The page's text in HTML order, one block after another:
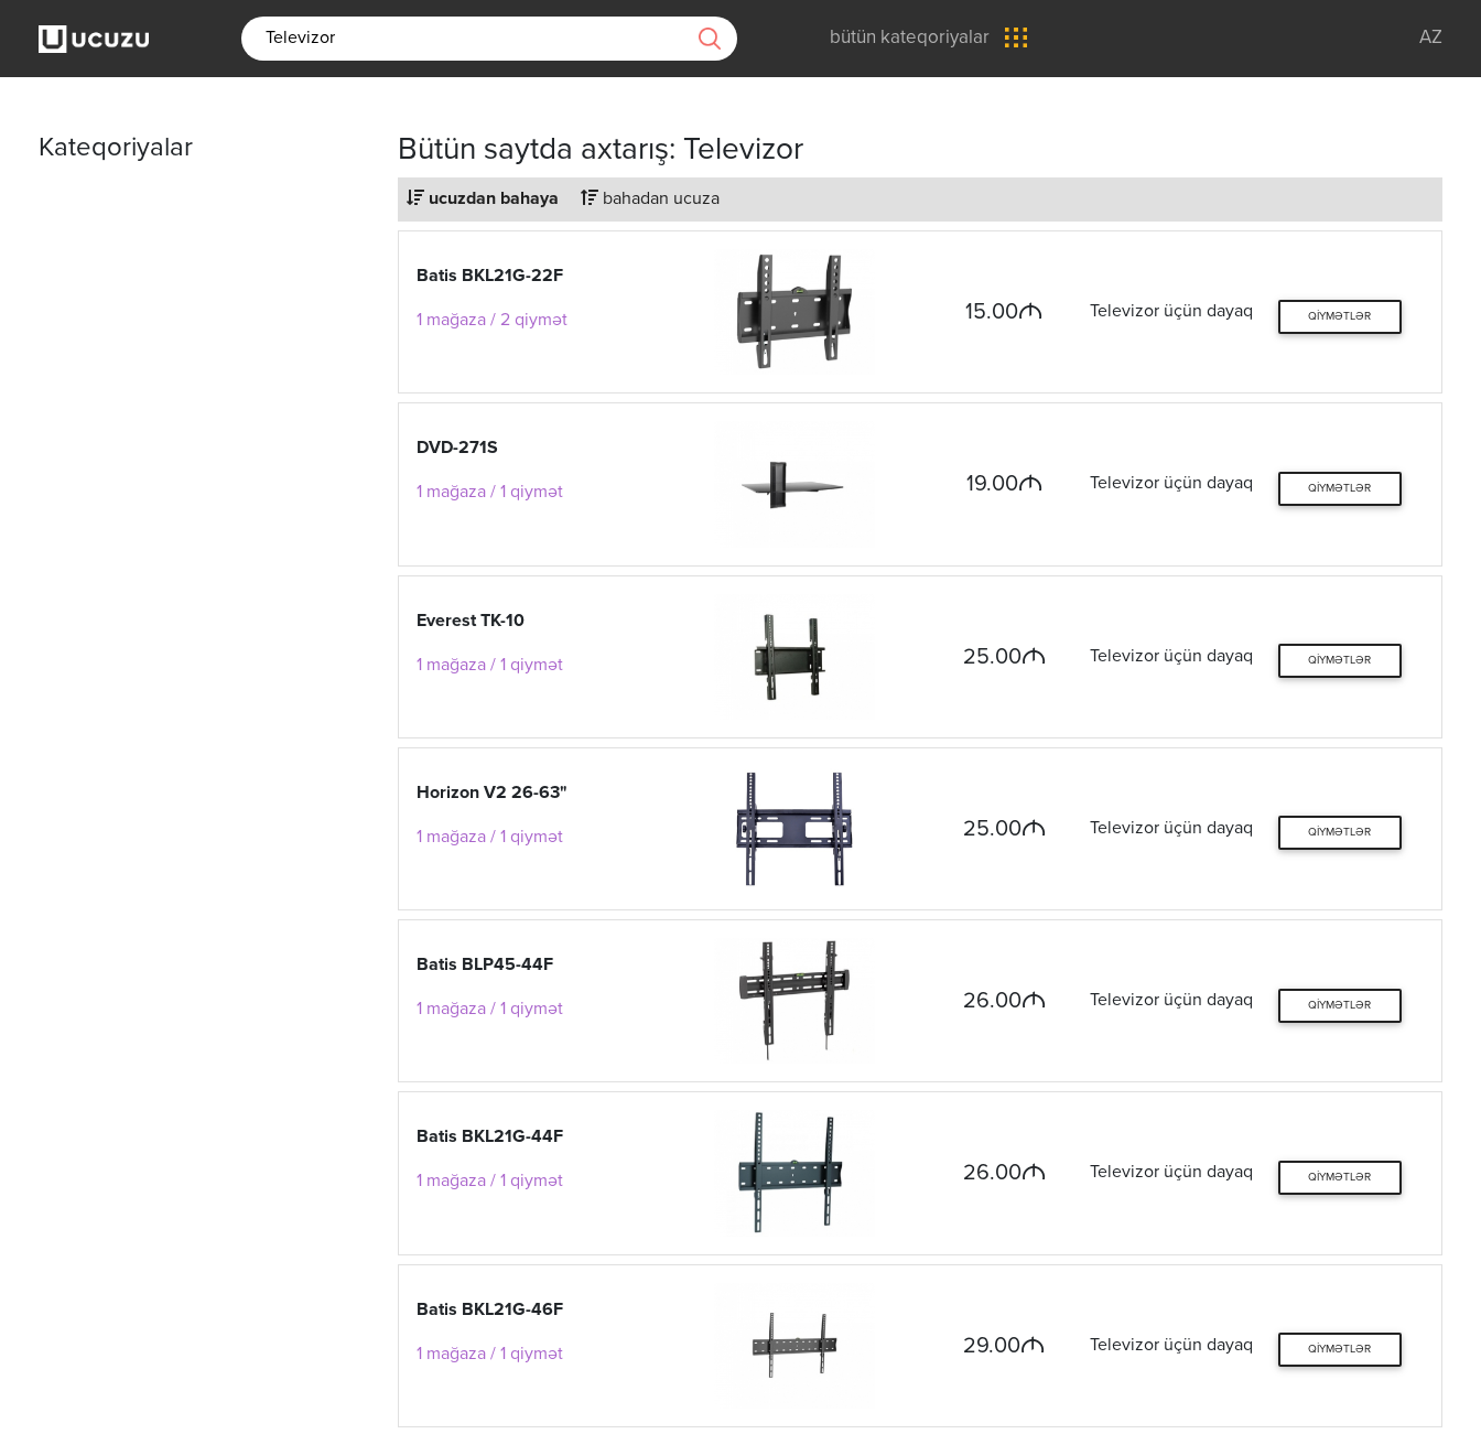
bütün kateqoriyalar AZ
Kateqoriyalar Bütün saytda axtarış: Televizor
ucuzdan bahaya bahadan ucuza
Batis BKL21G-22F
1 mağaza / 2 qiymət 15.00M Televizor üçün dayaq QIYMƏTLƏR
DVD-271S
1 mağaza / 1 qiymət 19.00M Televizor üçün dayaq QIYMƏTLƏR
Everest TK-10
1 mağaza / 1 qiymət 25.00M Televizor üçün dayaq QIYMƏTLƏR
Horizon V2 26-63"
1 mağaza / 1 qiymət 25.00M Televizor üçün dayaq QIYMƏTLƏR
Batis BLP45-44F
1 mağaza / 1 qiymət 26.00M Televizor üçün dayaq QIYMƏTLƏR
Batis BKL21G-44F
1 mağaza / 1 qiymət 26.00M Televizor üçün dayaq QIYMƏTLƏR
Batis BKL21G-46F
1 mağaza / 1 qiymət 29.00M Televizor üçün dayaq QIYMƏTLƏR